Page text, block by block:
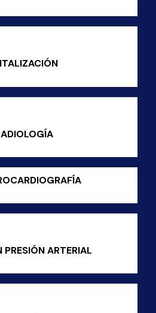
PRESIÓN ARTERIAL